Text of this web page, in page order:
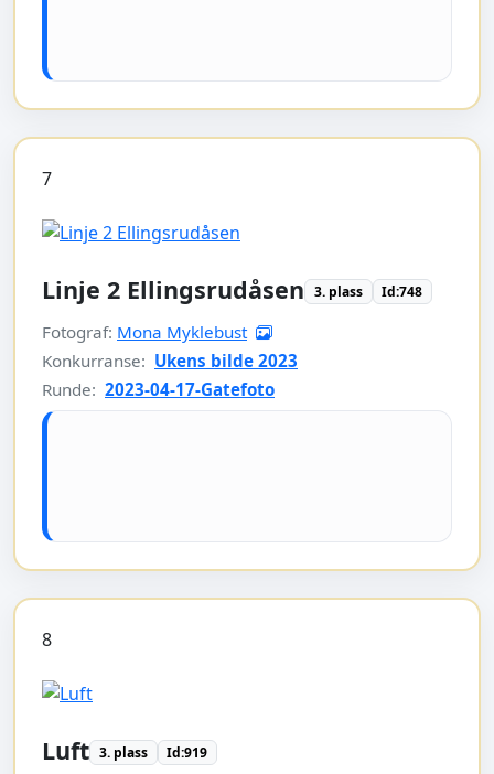
7
Linje 2 Ellingsrudåsen 3. plass Id:748
Fotograf: Mona Myklebust
Konkurranse: Ukens bilde 2023
Runde: 2023-04-17-Gatefoto
8
Luft 3. plass Id:919